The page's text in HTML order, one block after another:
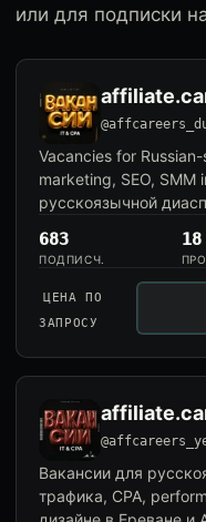
или для подписки
Vacancies for
marketing, SEO, SMM
русскоязычной
683
ПОДПИСЧ.
18
ЦЕНА ПО
ЗАПРОСУ
Вакансии для
трафика, CPA,